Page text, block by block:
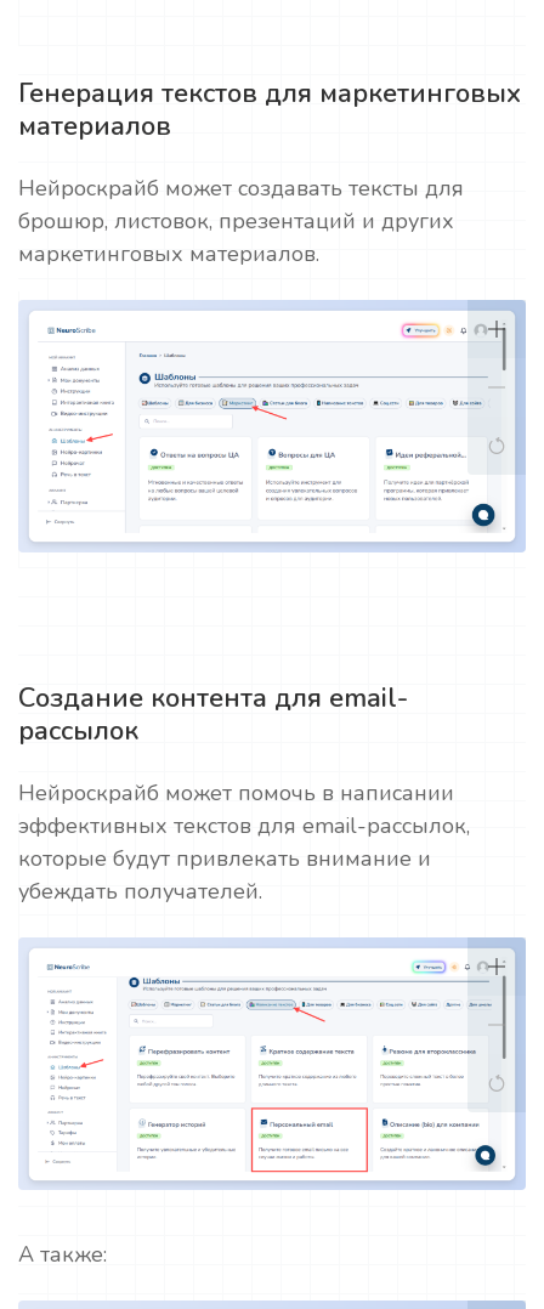
Генерация текстов для маркетинговых
материалов
Нейроскрайб может создавать тексты для
брошюр, листовок, презентаций и других
маркетинговых материалов.
Создание контента для email-
рассылок
Нейроскрайб может помочь в написании
эффективных текстов для email-рассылок,
которые будут привлекать внимание и
убеждать получателей.
А также: